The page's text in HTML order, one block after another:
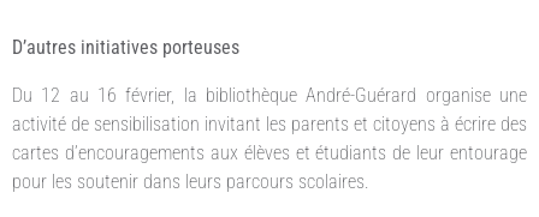
D’autres initiatives porteuses
Du 12 au 16 février, la bibliothèque André-Guérard organise une
activité de sensibilisation invitant les parents et citoyens à écrire des
cartes d’encouragements aux élèves et étudiants de leur entourage
pour les soutenir dans leurs parcours scolaires.